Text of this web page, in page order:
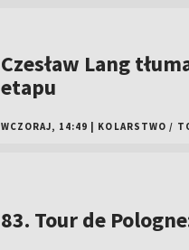
Czesław Lang
etapu
WCZORAJ, 14:49 KOLARSTWO /
83. Tour de